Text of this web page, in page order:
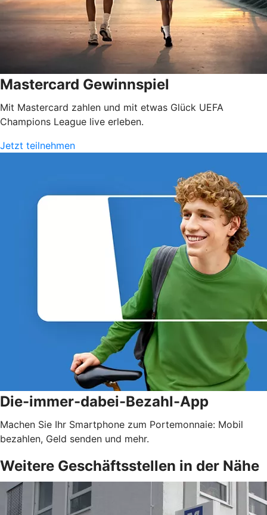
Mastercard Gewinnspiel
Mit Mastercard zahlen und mit etwas Glück UEFA
Champions League live erleben.
Jetzt teilnehmen
Die-immer-dabei-Bezahl-App
Machen Sie Ihr Smartphone zum Portemonnaie: Mobil
bezahlen, Geld senden und mehr.
Weitere Geschäftsstellen in der Nähe